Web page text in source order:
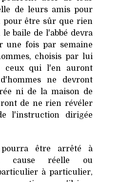
de leurs amis pour
pour être sûr que rien
baile de l'abbé devra
une fois par semaine
choisis par lui
ceux qui l'en auront
ne devront
ni de la maison de
de ne rien révéler
l'instruction dirigée
être arrêté à
cause réelle ou
à particulier,